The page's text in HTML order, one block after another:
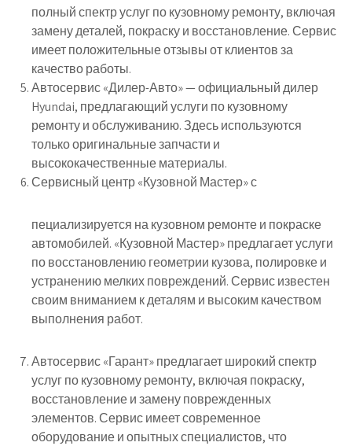
полный спектр услуг по кузовному ремонту, включая
замену деталей, покраску и восстановление. Сервис
имеет положительные отзывы от клиентов за
качество работы.
Автосервис «Дилер-Авто» — официальный дилер
Hyundai, предлагающий услуги по кузовному
ремонту и обслуживанию. Здесь используются
только оригинальные запчасти и
высококачественные материалы.
Сервисный центр «Кузовной Мастер» с
пециализируется на кузовном ремонте и покраске
автомобилей. «Кузовной Мастер» предлагает услуги
по восстановлению геометрии кузова, полировке и
устранению мелких повреждений. Сервис известен
своим вниманием к деталям и высоким качеством
выполнения работ.
Автосервис «Гарант» предлагает широкий спектр
услуг по кузовному ремонту, включая покраску,
восстановление и замену поврежденных
элементов. Сервис имеет современное
оборудование и опытных специалистов, что